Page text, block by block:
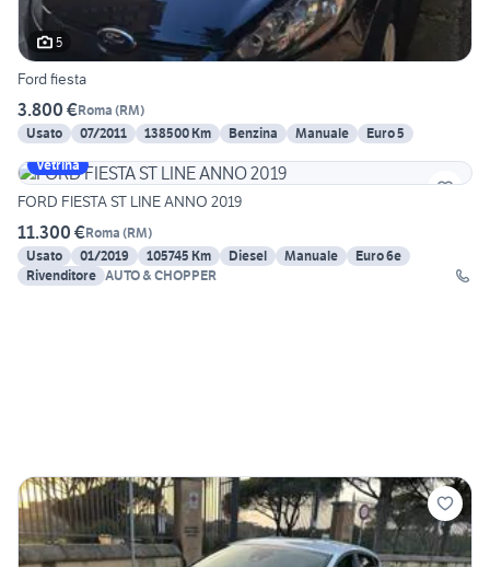
5
Ford fiesta
3.800 €Roma (RM)
Usato
07/2011 138500 Km Benzina Manuale
Euro 5
Vetrina
FORD FIESTA ST LINE ANNO 2019
11.300 €Roma (RM)
Usato
01/2019 105745 Km Diesel Manuale
Euro 6e
Rivenditore AUTO & CHOPPER